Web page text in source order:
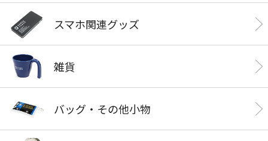
スマホ関連グッズ
雑貨
バッグ・その他小物